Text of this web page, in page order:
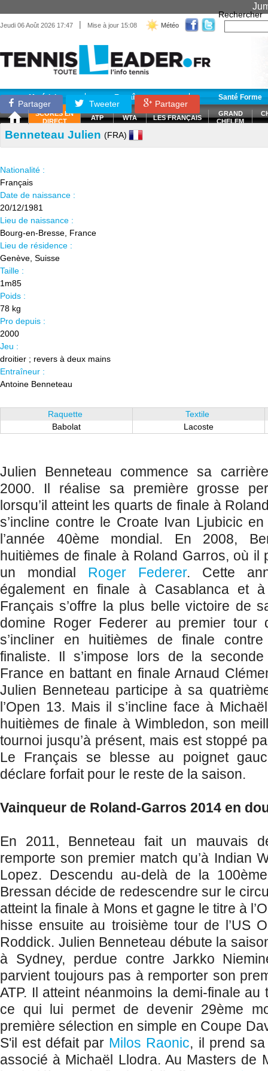
Jeudi 06 Août 2026 17:47 | Mise à jour 15:08 Météo
Rechercher
Matériel Entraînement Santé Forme
SCORES EN
DIRECT
ATP WTA LES FRANÇAIS
GRAND
CHELEM
Partager Tweeter Partager
Benneteau Julien (FRA)
Nationalité :
Français
Date de naissance :
20/12/1981
Lieu de naissance :
Bourg-en-Bresse, France
Lieu de résidence :
Genève, Suisse
Taille :
1m85
Poids :
78 kg
Pro depuis :
2000
Jeu :
droitier ; revers à deux mains
Entraîneur :
Antoine Benneteau
Raquette
Babolat
Textile
Lacoste
Julien Benneteau commence sa
2000. Il réalise sa première grosse
lorsqu’il atteint les quarts de finale à
s’incline contre le Croate Ivan Ljubicic
l’année 40ème mondial. En 2008,
huitièmes de finale à Roland Garros, où il
un mondial Roger Federer. Cette
également en finale à Casablanca et
Français s’offre la plus belle victoire de
domine Roger Federer au premier tour
s’incliner en huitièmes de finale
finaliste. Il s’impose lors de la
France en battant en finale Arnaud
Julien Benneteau participe à sa
l’Open 13. Mais il s’incline face à
huitièmes de finale à Wimbledon, son
tournoi jusqu’à présent, mais est stoppé
Le Français se blesse au poignet
déclare forfait pour le reste de la saison.
Vainqueur de Roland-Garros 2014 en
En 2011, Benneteau fait un mauvais
remporte son premier match qu’à Indian
Lopez. Descendu au-delà de la
Bressan décide de redescendre sur le
atteint la finale à Mons et gagne le titre à
hisse ensuite au troisième tour de l’US
Roddick. Julien Benneteau débute la
à Sydney, perdue contre Jarkko
parvient toujours pas à remporter son
ATP. Il atteint néanmoins la demi-finale
ce qui lui permet de devenir 29ème
première sélection en simple en Coupe
S'il est défait par Milos Raonic, il prend
associé à Michaël Llodra. Au Masters de